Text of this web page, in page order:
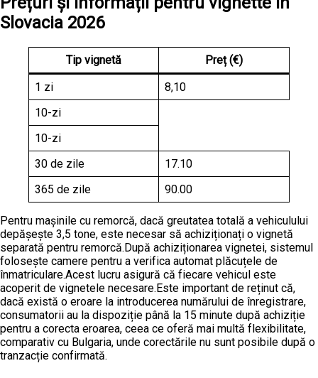
Slovacia 2026
Tip vignetă
Preț (€)
1 zi
8,10
10-zi
10-zi
30 de zile
17.10
365 de zile
90.00
Pentru mașinile cu remorcă, dacă greutatea totală a vehiculului
depășește 3,5 tone, este necesar să achiziționați o vignetă
separată pentru remorcă.După achiziționarea vignetei, sistemul
folosește camere pentru a verifica automat plăcuțele de
înmatriculare.Acest lucru asigură că fiecare vehicul este
acoperit de vignetele necesare.Este important de reținut că,
dacă există o eroare la introducerea numărului de înregistrare,
consumatorii au la dispoziție până la 15 minute după achiziție
pentru a corecta eroarea, ceea ce oferă mai multă flexibilitate,
comparativ cu Bulgaria, unde corectările nu sunt posibile după o
tranzacție confirmată.